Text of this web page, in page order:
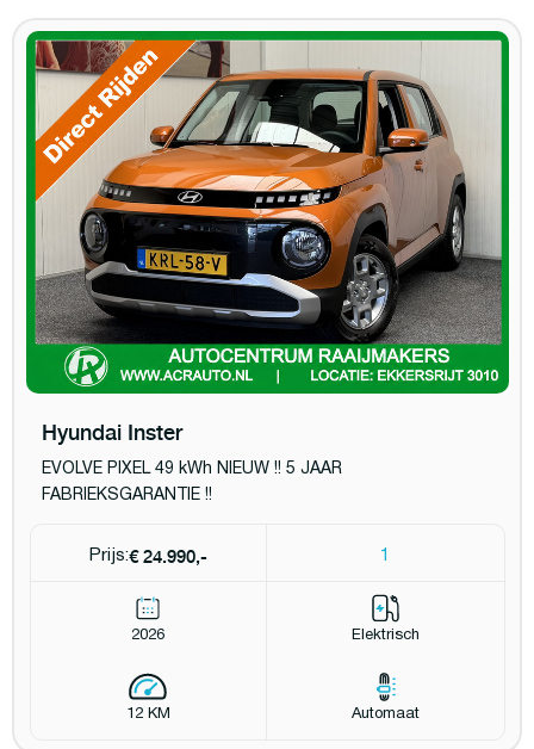
Hyundai Inster
EVOLVE PIXEL 49 kWh NIEUW !! 5 JAAR
FABRIEKSGARANTIE !!
Prijs:€ 24.990,- 1
2026 Elektrisch
12 KM Automaat